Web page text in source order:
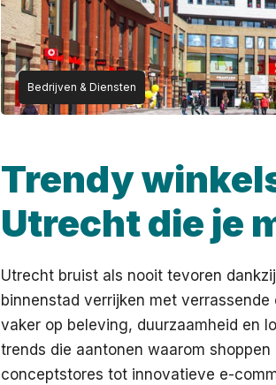
Bedrijven & Diensten
Trendy
Utrecht die je
Utrecht bruist als nooit tevoren
binnenstad verrijken met
vaker op beleving, duurzaamheid en
trends die aantonen waarom
conceptstores tot innovatieve e-